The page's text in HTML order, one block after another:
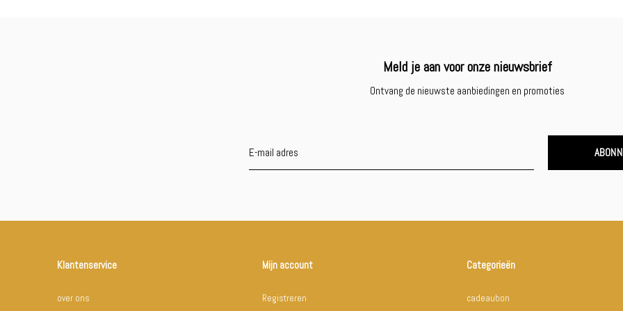
Meld je aan voor onze nieuwsbrief
Ontvang de nieuwste aanbiedingen en promoties
Klantenservice
over ons
Mijn account
Registreren
Categorieën
cadeaubon